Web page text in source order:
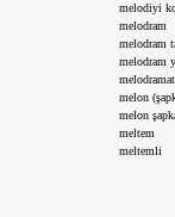
melodiyi
melodram
melodram
melodram
melon
melon
meltem
meltemli